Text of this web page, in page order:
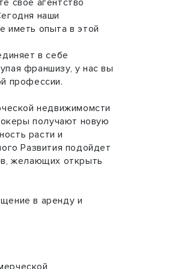
свое агентство
наши
иметь опыта в этой
в себе
франшизу, у нас вы
профессии.
недвижимомсти
получают новую
расти и
Развития подойдет
желающих открыть
в аренду и